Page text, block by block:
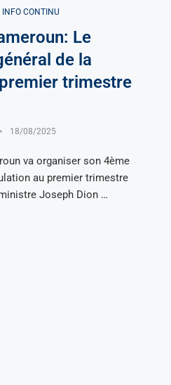
INFO CONTINU
Le
de la
trimestre
18/08/2025
va organiser son 4ème
au premier trimestre
Joseph Dion …